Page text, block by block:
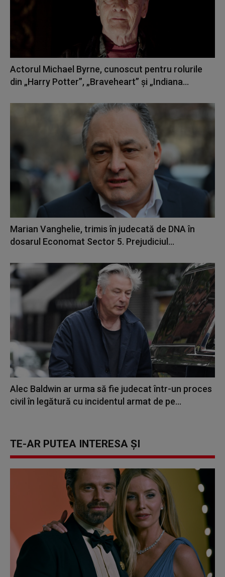
Actorul Michael Byrne, cunoscut pentru rolurile
din „Harry Potter”, „Braveheart” şi „Indiana...
Marian Vanghelie, trimis în judecată de DNA în
dosarul Economat Sector 5. Prejudiciul...
Alec Baldwin ar urma să fie judecat într-un proces
civil în legătură cu incidentul armat de pe...
TE-AR PUTEA INTERESA ȘI